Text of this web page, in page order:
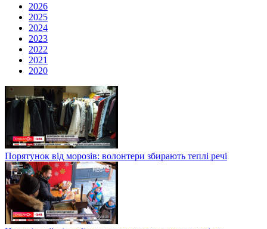
2026
2025
2024
2023
2022
2021
2020
Порятунок від морозів: волонтери збирають теплі речі